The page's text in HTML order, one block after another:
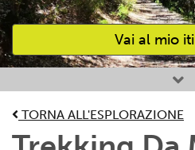
Vai al mio
Attività preferite
TORNA ALL'ESPLORAZIONE